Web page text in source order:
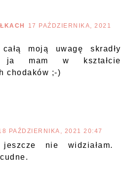
17 PAŹDZIERNIKA, 2021
moją uwagę skradły
mam w kształcie
chodaków ;-)
PAŹDZIERNIKA, 2021 20:47
nie widziałam.